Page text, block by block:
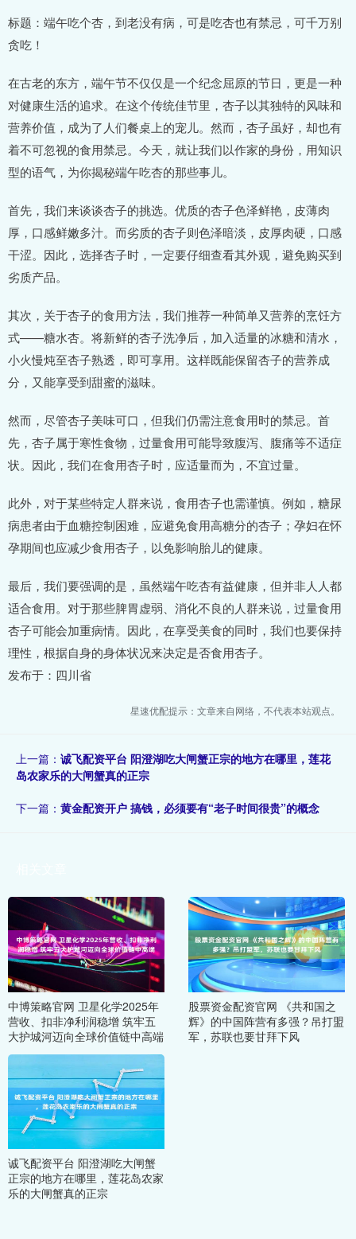
标题：端午吃个杏，到老没有病，可是吃杏也有禁忌，可千万别
贪吃！
在古老的东方，端午节不仅仅是一个纪念屈原的节日，更是一种
对健康生活的追求。在这个传统佳节里，杏子以其独特的风味和
营养价值，成为了人们餐桌上的宠儿。然而，杏子虽好，却也有
着不可忽视的食用禁忌。今天，就让我们以作家的身份，用知识
型的语气，为你揭秘端午吃杏的那些事儿。
首先，我们来谈谈杏子的挑选。优质的杏子色泽鲜艳，皮薄肉
厚，口感鲜嫩多汁。而劣质的杏子则色泽暗淡，皮厚肉硬，口感
干涩。因此，选择杏子时，一定要仔细查看其外观，避免购买到
劣质产品。
其次，关于杏子的食用方法，我们推荐一种简单又营养的烹饪方
式——糖水杏。将新鲜的杏子洗净后，加入适量的冰糖和清水，
小火慢炖至杏子熟透，即可享用。这样既能保留杏子的营养成
分，又能享受到甜蜜的滋味。
然而，尽管杏子美味可口，但我们仍需注意食用时的禁忌。首
先，杏子属于寒性食物，过量食用可能导致腹泻、腹痛等不适症
状。因此，我们在食用杏子时，应适量而为，不宜过量。
此外，对于某些特定人群来说，食用杏子也需谨慎。例如，糖尿
病患者由于血糖控制困难，应避免食用高糖分的杏子；孕妇在怀
孕期间也应减少食用杏子，以免影响胎儿的健康。
最后，我们要强调的是，虽然端午吃杏有益健康，但并非人人都
适合食用。对于那些脾胃虚弱、消化不良的人群来说，过量食用
杏子可能会加重病情。因此，在享受美食的同时，我们也要保持
理性，根据自身的身体状况来决定是否食用杏子。
发布于：四川省
星速优配提示：文章来自网络，不代表本站观点。
上一篇： 诚飞配资平台 阳澄湖吃大闸蟹正宗的地方在哪里，莲花
岛农家乐的大闸蟹真的正宗
下一篇： 黄金配资开户 搞钱，必须要有“老子时间很贵”的概念
中博策略官网 卫星化学2025年
营收、扣非净利润稳增 筑牢五
大护城河迈向全球价值链中高端
股票资金配资官网 《共和国之
辉》的中国阵营有多强？吊打盟
军，苏联也要甘拜下风
诚飞配资平台 阳澄湖吃大闸蟹
正宗的地方在哪里，莲花岛农家
乐的大闸蟹真的正宗